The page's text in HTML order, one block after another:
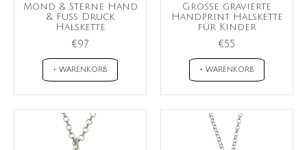
Mond & Sterne Hand
& Fuss Druck
Halskette
€97
+ WARENKORB
Große gravierte
Handprint Halskette
für Kinder
€55
+ WARENKORB